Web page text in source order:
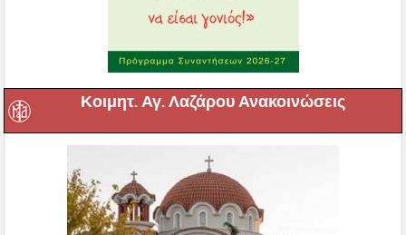
Κοιμητ. Αγ. Λαζάρου Ανακοινώσεις